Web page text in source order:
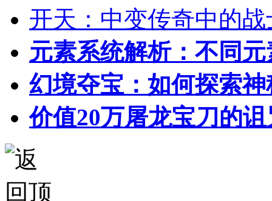
开天：中变传奇中的
元素系统解析：不同
幻境夺宝：如何探索
价值20万屠龙宝刀的